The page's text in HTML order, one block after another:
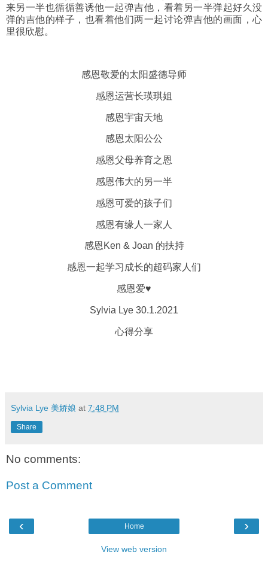
来另一半也循循善诱他一起弹吉他，看着另一半弹起好久没
弹的吉他的样子，也看着他们两一起讨论弹吉他的画面，心
里很欣慰。
感恩敬爱的太阳盛德导师
感恩运营长瑛琪姐
感恩宇宙天地
感恩太阳公公
感恩父母养育之恩
感恩伟大的另一半
感恩可爱的孩子们
感恩有缘人一家人
感恩Ken & Joan 的扶持
感恩一起学习成长的超码家人们
感恩爱♥
Sylvia Lye 30.1.2021
心得分享
Sylvia Lye 美娇娘 at 7:48 PM
Share
No comments:
Post a Comment
‹ ›
Home
View web version